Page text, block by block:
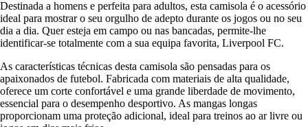
Destinada a homens e perfeita para adultos, esta camisola é o acessório
ideal para mostrar o seu orgulho de adepto durante os jogos ou no seu
dia a dia. Quer esteja em campo ou nas bancadas, permite-lhe
identificar-se totalmente com a sua equipa favorita, Liverpool FC.
As características técnicas desta camisola são pensadas para os
apaixonados de futebol. Fabricada com materiais de alta qualidade,
oferece um corte confortável e uma grande liberdade de movimento,
essencial para o desempenho desportivo. As mangas longas
proporcionam uma proteção adicional, ideal para treinos ao ar livre ou